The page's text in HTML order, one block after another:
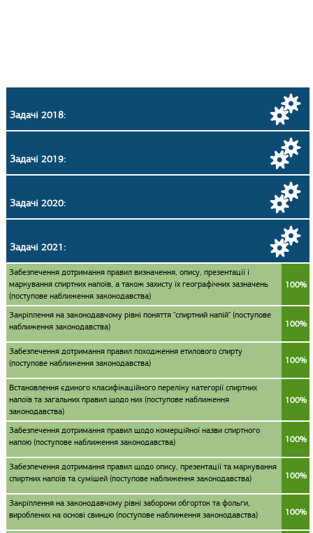
Задачі 2018:
Задачі 2019:
Задачі 2020:
Задачі 2021:
Забезпечення дотримання правил визначення, опису, презентації і
маркування спиртних напоїв, а також захисту їх географічних зазначень
(поступове наближення законодавства)
100%
Закріплення на законодавчому рівні поняття "спиртний напій" (поступове
наближення законодавства)
100%
Забезпечення дотримання правил походження етилового спирту
(поступове наближення законодавства)
100%
Встановлення єдиного класифікаційного переліку категорії спиртних
напоїв та загальних правил щодо них (поступове наближення
законодавства)
100%
Забезпечення дотримання правил щодо комерційної назви спиртного
напою (поступове наближення законодавства)
100%
Забезпечення дотримання правил щодо опису, презентації та маркування
спиртних напоїв та сумішей (поступове наближення законодавства)
100%
Закріплення на законодавчому рівні заборони обгорток та фольги,
вироблених на основі свинцю (поступове наближення законодавства)
100%